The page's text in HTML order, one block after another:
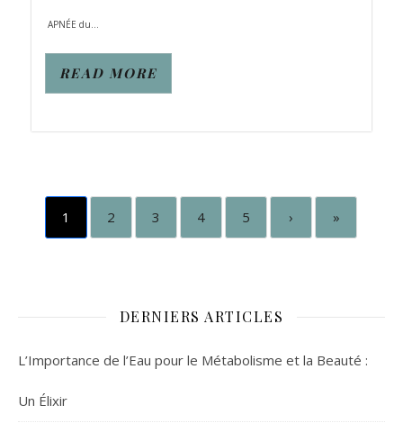
APNÉE du...
READ MORE
1 2 3 4 5 › »
DERNIERS ARTICLES
L’Importance de l’Eau pour le Métabolisme et la Beauté :
Un Élixir